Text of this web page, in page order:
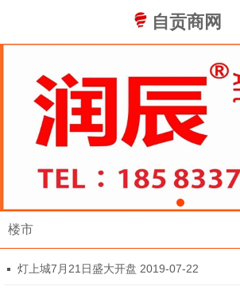
自贡商网
楼市
灯上城7月21日盛大开盘 2019-07-22